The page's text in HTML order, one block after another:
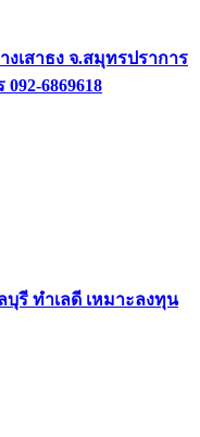
เสาธง จ.สมุทรปราการ
6869618
รี ทำเลดี เหมาะลงทุน